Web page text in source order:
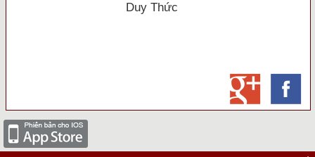
Duy Thức